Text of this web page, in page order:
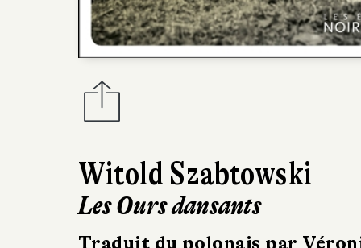
Witold Szabtowski
Les Ours dansants
Traduit du polonais par